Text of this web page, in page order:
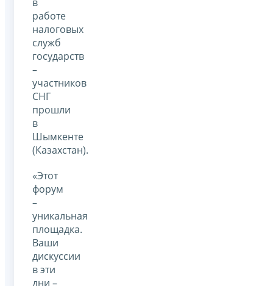
работе
налоговых
служб
государств
–
участников
СНГ
прошли
в
Шымкенте
(Казахстан).
«Этот
форум
–
уникальная
площадка.
Ваши
дискуссии
в эти
дни –